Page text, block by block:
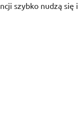
szybko nudzą się i